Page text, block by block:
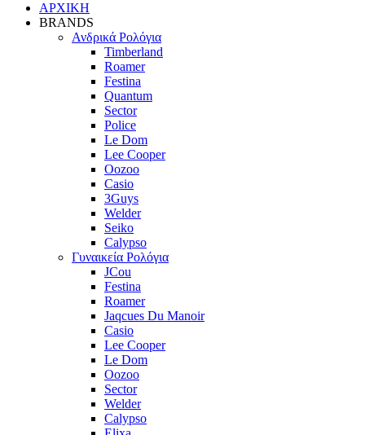
ΑΡΧΙΚΗ
BRANDS
Ανδρικά Ρολόγια
Timberland
Roamer
Festina
Quantum
Sector
Police
Le Dom
Lee Cooper
Oozoo
Casio
3Guys
Welder
Seiko
Calypso
Γυναικεία Ρολόγια
JCou
Festina
Roamer
Jaqcues Du Manoir
Casio
Lee Cooper
Le Dom
Oozoo
Sector
Welder
Calypso